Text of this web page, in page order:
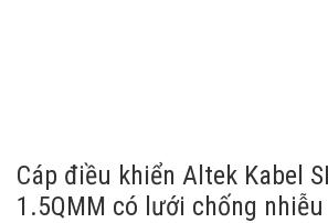
Cáp điều khiển Altek Kabel
1.5QMM có lưới chống nhiễu